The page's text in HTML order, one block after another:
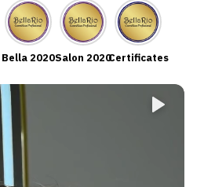
Certificates
Salon 2020
Bella 2020